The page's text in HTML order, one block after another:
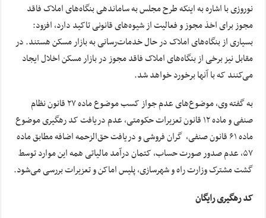
نوروزی با اشاره به اینکه طرح مجلس به ساماندهی بنگاه‌های املاک فاقد
مجوز برای اخذ مجوز و فعالیت از شیوه‌های قانونی تاکید دارد، افزود:
بسیاری از بنگاه‌های املاک در حال خدمات‌رسانی به بازار مسکن هستند. در
مقابل نیز برخی از بنگاه‌های املاک فاقد مجوز در بازار مسکن اخلال ایجاد
می‌کنند که با آنها برخورد خواهد شد.
به گفته وی، موضوع‌های عدم جواز کسب موضوع ماده ۲۷ قانون نظام
صنفی و ماده ۱۲ قانون تعزیرات حکومتی، عدم دریافت کد رهگیری موضوع
ماده ۶۱ قانون صنفی، گران فروشی و دریافت حق‌الزحمه اضافه مطابق ماده
۵۷، عدم صدور صورت حساب، کتمان درآمد مالیاتی همه این موارد توسط
گشت مشترک وزارت راه و شهرسازی، پلیس اماکن و تعزیرات بررسی می‌شود.
کد رهگیری رایگان